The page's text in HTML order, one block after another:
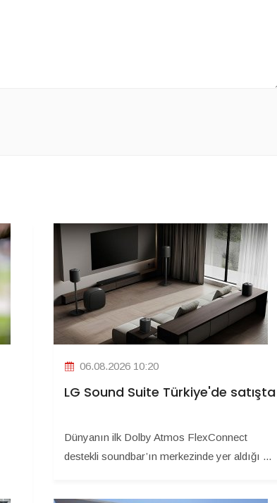
06.08.2026 10:20
LG Sound Suite Türkiye'de satışta
Dünyanın ilk Dolby Atmos FlexConnect
destekli soundbar’ın merkezinde yer aldığı ...